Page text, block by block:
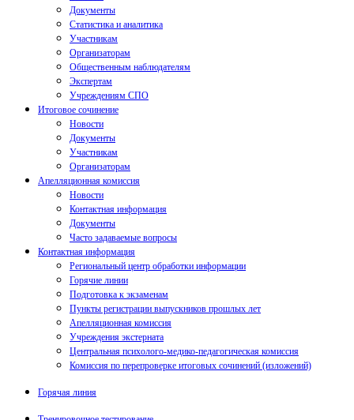
Документы
Статистика и аналитика
Участникам
Организаторам
Общественным наблюдателям
Экспертам
Учреждениям СПО
Итоговое сочинение
Новости
Документы
Участникам
Организаторам
Апелляционная комиссия
Новости
Контактная информация
Документы
Часто задаваемые вопросы
Контактная информация
Региональный центр обработки информации
Горячие линии
Подготовка к экзаменам
Пункты регистрации выпускников прошлых лет
Апелляционная комиссия
Учреждения экстерната
Центральная психолого-медико-педагогическая комиссия
Комиссия по перепроверке итоговых сочинений (изложений)
Горячая линия